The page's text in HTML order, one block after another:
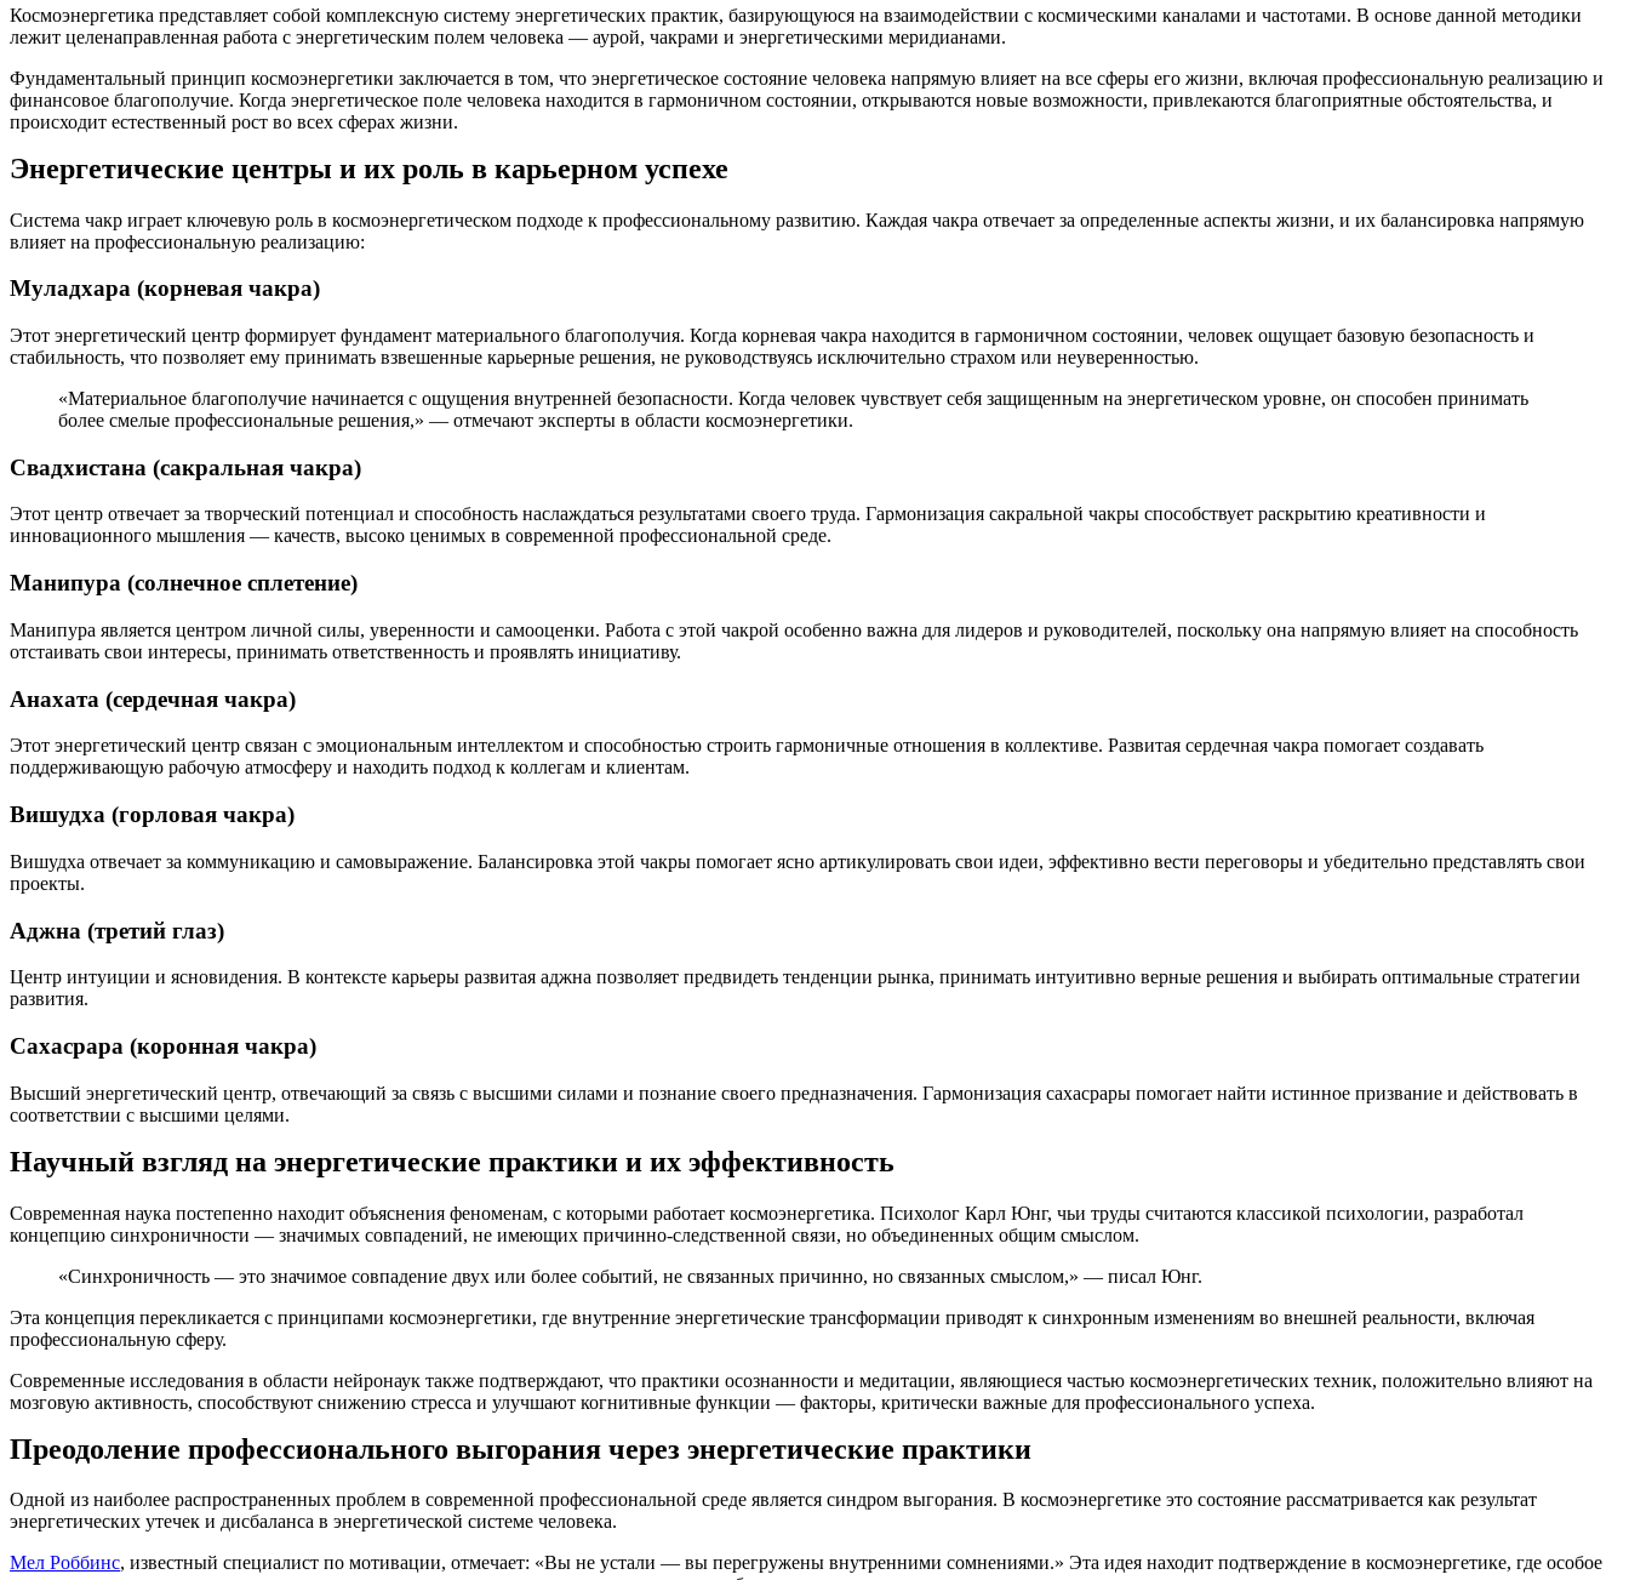
Космоэнергетика представляет собой комплексную систему энергетических практик, базирующуюся на взаимодействии с космическими каналами и частотами. В основе данной методики
лежит целенаправленная работа с энергетическим полем человека — аурой, чакрами и энергетическими меридианами.
Фундаментальный принцип космоэнергетики заключается в том, что энергетическое состояние человека напрямую влияет на все сферы его жизни, включая профессиональную реализацию и
финансовое благополучие. Когда энергетическое поле человека находится в гармоничном состоянии, открываются новые возможности, привлекаются благоприятные обстоятельства, и
происходит естественный рост во всех сферах жизни.
Энергетические центры и их роль в карьерном успехе
Система чакр играет ключевую роль в космоэнергетическом подходе к профессиональному развитию. Каждая чакра отвечает за определенные аспекты жизни, и их балансировка напрямую
влияет на профессиональную реализацию:
Муладхара (корневая чакра)
Этот энергетический центр формирует фундамент материального благополучия. Когда корневая чакра находится в гармоничном состоянии, человек ощущает базовую безопасность и
стабильность, что позволяет ему принимать взвешенные карьерные решения, не руководствуясь исключительно страхом или неуверенностью.
«Материальное благополучие начинается с ощущения внутренней безопасности. Когда человек чувствует себя защищенным на энергетическом уровне, он способен принимать
более смелые профессиональные решения,» — отмечают эксперты в области космоэнергетики.
Свадхистана (сакральная чакра)
Этот центр отвечает за творческий потенциал и способность наслаждаться результатами своего труда. Гармонизация сакральной чакры способствует раскрытию креативности и
инновационного мышления — качеств, высоко ценимых в современной профессиональной среде.
Манипура (солнечное сплетение)
Манипура является центром личной силы, уверенности и самооценки. Работа с этой чакрой особенно важна для лидеров и руководителей, поскольку она напрямую влияет на способность
отстаивать свои интересы, принимать ответственность и проявлять инициативу.
Анахата (сердечная чакра)
Этот энергетический центр связан с эмоциональным интеллектом и способностью строить гармоничные отношения в коллективе. Развитая сердечная чакра помогает создавать
поддерживающую рабочую атмосферу и находить подход к коллегам и клиентам.
Вишудха (горловая чакра)
Вишудха отвечает за коммуникацию и самовыражение. Балансировка этой чакры помогает ясно артикулировать свои идеи, эффективно вести переговоры и убедительно представлять свои
проекты.
Аджна (третий глаз)
Центр интуиции и ясновидения. В контексте карьеры развитая аджна позволяет предвидеть тенденции рынка, принимать интуитивно верные решения и выбирать оптимальные стратегии
развития.
Сахасрара (коронная чакра)
Высший энергетический центр, отвечающий за связь с высшими силами и познание своего предназначения. Гармонизация сахасрары помогает найти истинное призвание и действовать в
соответствии с высшими целями.
Научный взгляд на энергетические практики и их эффективность
Современная наука постепенно находит объяснения феноменам, с которыми работает космоэнергетика. Психолог Карл Юнг, чьи труды считаются классикой психологии, разработал
концепцию синхроничности — значимых совпадений, не имеющих причинно-следственной связи, но объединенных общим смыслом.
«Синхроничность — это значимое совпадение двух или более событий, не связанных причинно, но связанных смыслом,» — писал Юнг.
Эта концепция перекликается с принципами космоэнергетики, где внутренние энергетические трансформации приводят к синхронным изменениям во внешней реальности, включая
профессиональную сферу.
Современные исследования в области нейронаук также подтверждают, что практики осознанности и медитации, являющиеся частью космоэнергетических техник, положительно влияют на
мозговую активность, способствуют снижению стресса и улучшают когнитивные функции — факторы, критически важные для профессионального успеха.
Преодоление профессионального выгорания через энергетические практики
Одной из наиболее распространенных проблем в современной профессиональной среде является синдром выгорания. В космоэнергетике это состояние рассматривается как результат
энергетических утечек и дисбаланса в энергетической системе человека.
Мел Роббинс, известный специалист по мотивации, отмечает: «Вы не устали — вы перегружены внутренними сомнениями.» Эта идея находит подтверждение в космоэнергетике, где особое